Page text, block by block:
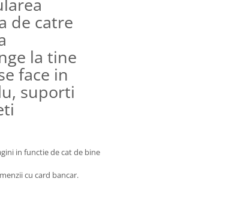
de catre
la tine
face in
suporti
in functie de cat de bine
cu card bancar.